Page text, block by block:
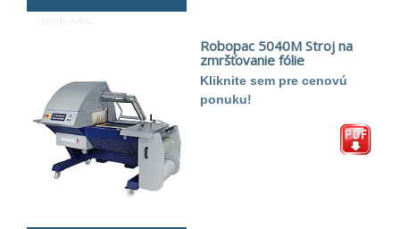
Robopac 5040M Stroj na
zmršťovanie fólie
Kliknite sem pre cenovú
ponuku!